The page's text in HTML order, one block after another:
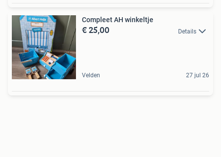
Compleet AH winkeltje
€ 25,00 Details
Velden 27 jul 26